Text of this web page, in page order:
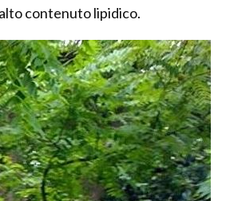
contenuto lipidico.